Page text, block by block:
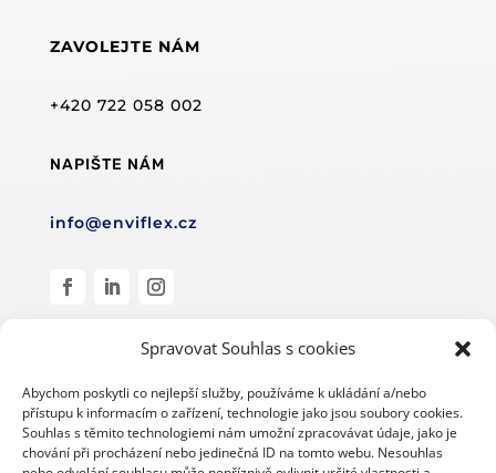
Spravovat Souhlas s cookies
Abychom poskytli co nejlepší služby, používáme k ukládání a/nebo
přístupu k informacím o zařízení, technologie jako jsou soubory cookies.
Souhlas s těmito technologiemi nám umožní zpracovávat údaje, jako je
chování při procházení nebo jedinečná ID na tomto webu. Nesouhlas
ZAVOLEJTE NÁM
+420 722 058 002
NAPIŠTE NÁM
info@enviflex.cz
© Enviflex s.r.o. 2019–2024